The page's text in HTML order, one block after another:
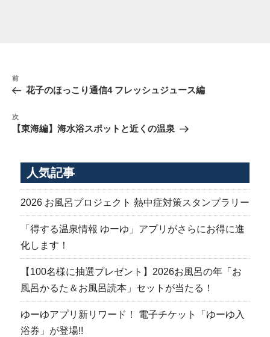
投
稿
ビ
ゲ
ン
前
の
稿
前
花子のほっこり通信4 フレッシュジュース編
次
の
次
【東海編】海水浴スポットと近くの温泉
人気記事
2026 お風呂プロジェクト 熱中症対策スタンプラリー
「得する温泉情報 ゆーゆ」アプリがさらにお得に進
化します！
【100名様に抽選プレゼント】2026お風呂の年「お
風呂かるた＆お風呂読本」セットが当たる！
ゆーゆアプリ新リワード！ 電子チケット「ゆーゆ入
浴券」が登場!!